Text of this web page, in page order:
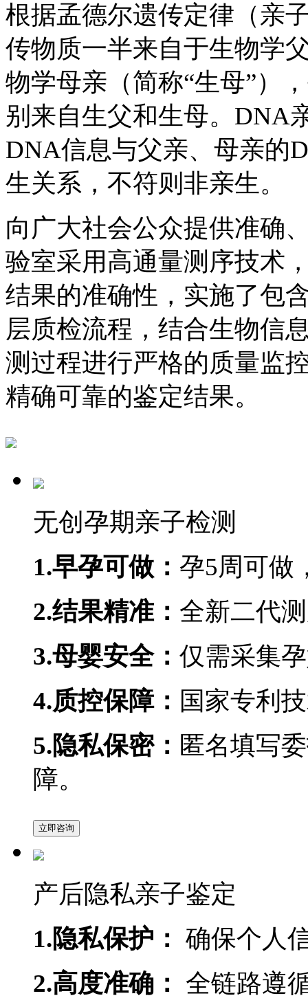
根据孟德尔遗传定律（亲
传物质一半来自于生物学
物学母亲（简称“生母”）
别来自生父和生母。DNA
DNA信息与父亲、母亲的
生关系，不符则非亲生。
向广大社会公众提供准确
验室采用高通量测序技术
结果的准确性，实施了包
层质检流程，结合生物信
测过程进行严格的质量监
精确可靠的鉴定结果。
无创孕期亲子检测
1.早孕可做： 孕5周可做
2.结果精准： 全新二代
3.母婴安全： 仅需采集
4.质控保障： 国家专利
5.隐私保密： 匿名填写
障。
立即咨询
产后隐私亲子鉴定
1.隐私保护： 确保个人
2.高度准确：
全链路遵